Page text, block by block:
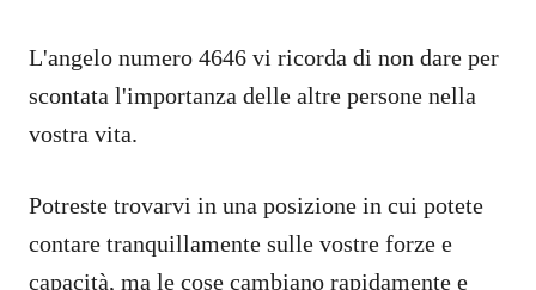
L'angelo numero 4646 vi ricorda di non dare per
scontata l'importanza delle altre persone nella
vostra vita.
Potreste trovarvi in una posizione in cui potete
contare tranquillamente sulle vostre forze e
capacità, ma le cose cambiano rapidamente e